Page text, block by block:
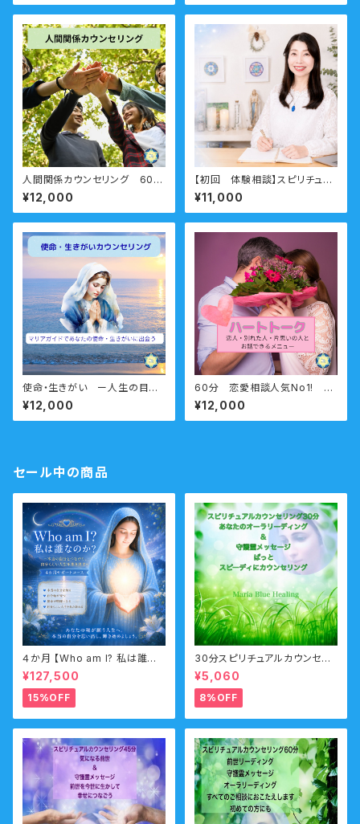
悩み 右脳派就活をしてみよう！
人間関係カウンセリング 60
分 ー職場・友人・仲間・ママ友
もやもやをすっきりとー
¥12,000
【初回 体験相談】スピリチュア
ル相談 ビジネス向け
¥11,000
使命・生きがい ー人生の目標・
生きがい・使命を生きる人生へ
ー 60分
¥12,000
60分 恋愛相談人気No1! ハ
ートトーク（恋人交信） 恋人・
別れた人・片思いの人とお話で
きる
¥12,000
セール中の商品
４か月 【Who am I? 私は誰な
のか？】サポートコース なんの
ために生まれてきたのか？人生
の目的・使命・生きがいサポート
コース （人生の目的・魂の使命）
¥127,500
15%OFF
30分スピリチュアルカウンセリ
ング お電話・オンライン・チャ
ット
¥5,060
8%OFF